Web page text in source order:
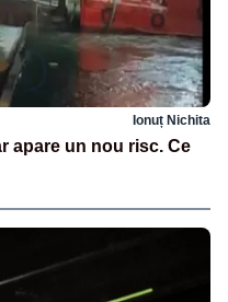
Ionuț Nichita
apare un nou risc. Ce